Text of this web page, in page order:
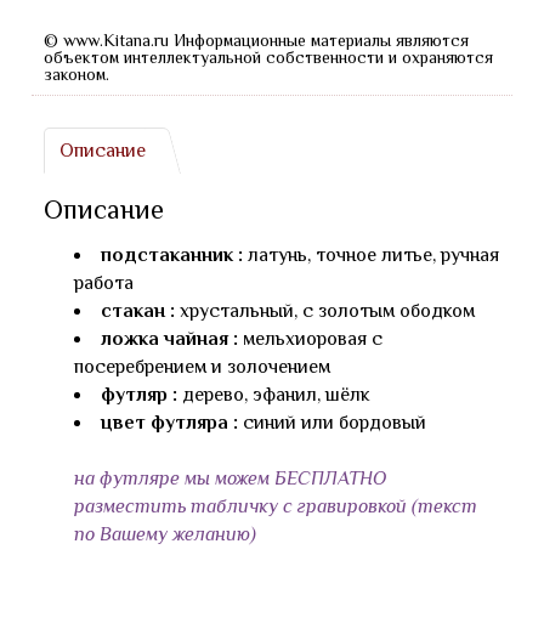
© www.Kitana.ru Информационные материалы являются
объектом интеллектуальной собственности и охраняются
законом.
Описание
Описание
подстаканник : латунь, точное литье, ручная
работа
стакан : хрустальный, с золотым ободком
ложка чайная : мельхиоровая с
посеребрением и золочением
футляр : дерево, эфанил, шёлк
цвет футляра : синий или бордовый
на футляре мы можем БЕСПЛАТНО
разместить табличку с гравировкой (текст
по Вашему желанию)